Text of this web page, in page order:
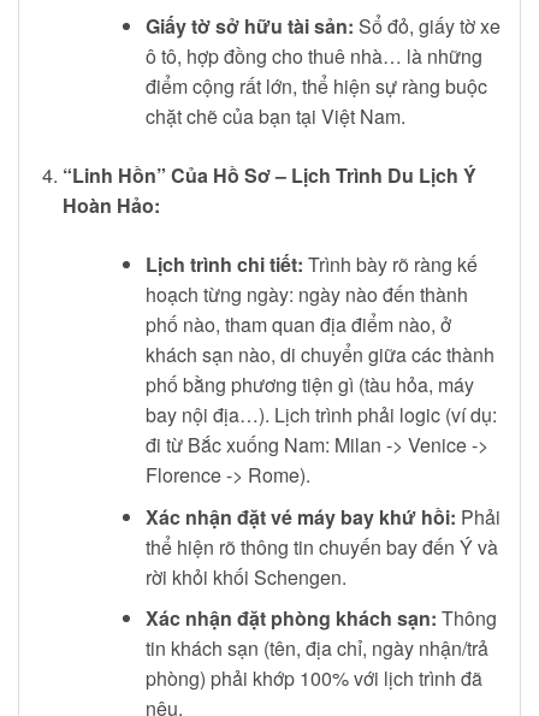
Giấy tờ sở hữu tài sản: Sổ đỏ, giấy tờ xe
ô tô, hợp đồng cho thuê nhà… là những
điểm cộng rất lớn, thể hiện sự ràng buộc
chặt chẽ của bạn tại Việt Nam.
“Linh Hồn” Của Hồ Sơ – Lịch Trình Du Lịch Ý
Hoàn Hảo:
Lịch trình chi tiết: Trình bày rõ ràng kế
hoạch từng ngày: ngày nào đến thành
phố nào, tham quan địa điểm nào, ở
khách sạn nào, di chuyển giữa các thành
phố bằng phương tiện gì (tàu hỏa, máy
bay nội địa…). Lịch trình phải logic (ví dụ:
đi từ Bắc xuống Nam: Milan -> Venice ->
Florence -> Rome).
Xác nhận đặt vé máy bay khứ hồi: Phải
thể hiện rõ thông tin chuyến bay đến Ý và
rời khỏi khối Schengen.
Xác nhận đặt phòng khách sạn: Thông
tin khách sạn (tên, địa chỉ, ngày nhận/trả
phòng) phải khớp 100% với lịch trình đã
nêu.